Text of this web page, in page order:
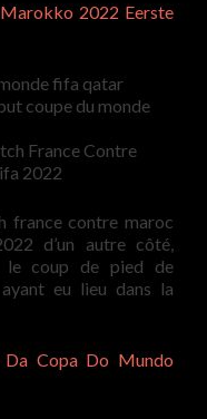
2022 Eerste
fifa qatar
coupe du monde
France Contre
2022
france contre maroc
d’un autre côté,
le coup de pied de
eu lieu dans la
Da Copa Do Mundo